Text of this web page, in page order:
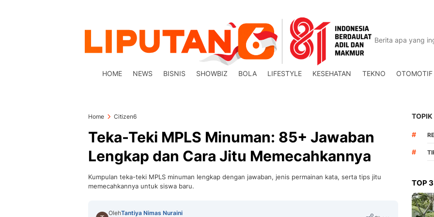
HOME NEWS BISNIS SHOWBIZ BOLA LIFESTYLE KESEHATAN TEKNO OTOMOTIF
Home Citizen6
Teka-Teki MPLS Minuman: 85+ Jawaban
Lengkap dan Cara Jitu Memecahkannya
Kumpulan teka-teki MPLS minuman lengkap dengan jawaban, jenis permainan kata, serta tips jitu
memecahkannya untuk siswa baru.
OlehTantiya Nimas Nuraini
TOPIK
#
#
TOP